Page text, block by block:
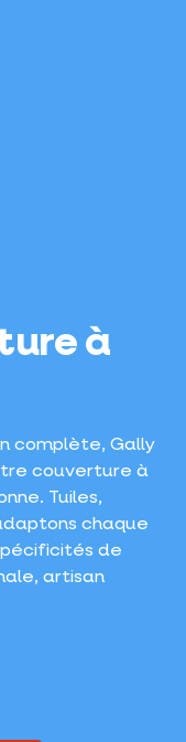
à
complète, Gally
couverture à
Tuiles,
chaque
de
artisan